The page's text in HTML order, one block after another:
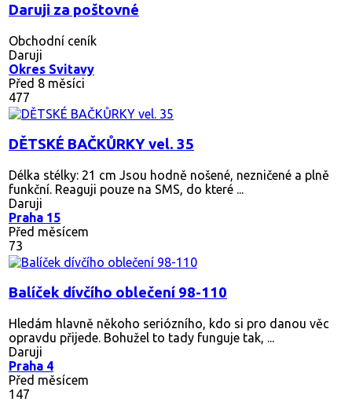
Daruji za poštovné
Obchodní ceník
Daruji
Okres Svitavy
Před 8 měsíci
477
DĚTSKÉ BAČKŮRKY vel. 35
Délka stélky: 21 cm Jsou hodně nošené, nezničené a plně
funkční. Reaguji pouze na SMS, do které ...
Daruji
Praha 15
Před měsícem
73
Balíček dívčího oblečení 98-110
Hledám hlavně někoho seriózního, kdo si pro danou věc
opravdu přijede. Bohužel to tady funguje tak, ...
Daruji
Praha 4
Před měsícem
147